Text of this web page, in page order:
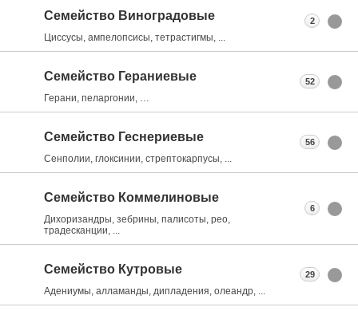
Семейство Виноградовые
Циссусы, ампелопсисы, тетрастигмы, ...
2
Семейство Гераниевые
Герани, пеларгонии, …
52
Семейство Геснериевые
Сенполии, глоксинии, стрептокарпусы, ...
56
Семейство Коммелиновые
Дихоризандры, зебрины, палисоты, рео,
традесканции, ...
6
Семейство Кутровые
Адениумы, алламанды, дипладения, олеандр, ...
29